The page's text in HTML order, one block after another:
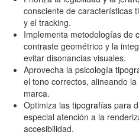
consciente de características
y el tracking.
Implementa metodologías de
contraste geométrico y la
evitar disonancias visuales.
Aprovecha la psicología
el tono correctos, alineando
marca.
Optimiza las tipografías para
especial atención a la
accesibilidad.